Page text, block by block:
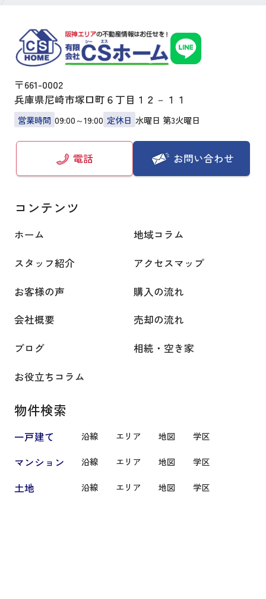
〒661-0002
兵庫県尼崎市塚口町６丁目１２－１１
営業時間 09:00～19:00 定休日 水曜日 第3火曜日
電話 お問い合わせ
コンテンツ
ホーム
地域コラム
スタッフ紹介
アクセスマップ
お客様の声
購入の流れ
会社概要
売却の流れ
ブログ
相続・空き家
お役立ちコラム
物件検索
一戸建て 沿線 エリア 地図 学区
マンション 沿線 エリア 地図 学区
土地 沿線 エリア 地図 学区